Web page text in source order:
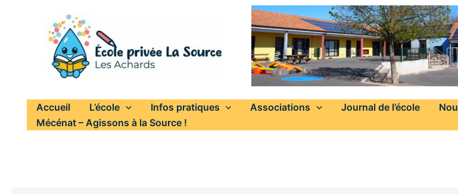
Accueil L’école Infos pratiques Associations Journal de l’école
Mécénat – Agissons à la Source !